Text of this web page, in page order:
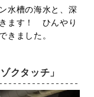
水槽の海水と、深
ます！ ひんやり
きました。
クタッチ」